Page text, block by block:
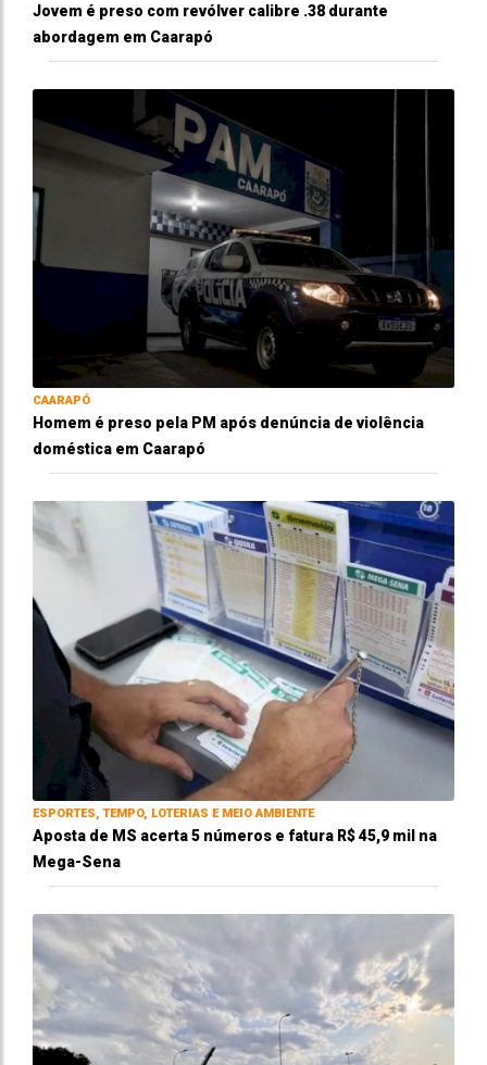
Jovem é preso com revólver calibre .38 durante
abordagem em Caarapó
CAARAPÓ
Homem é preso pela PM após denúncia de violência
doméstica em Caarapó
ESPORTES, TEMPO, LOTERIAS E MEIO AMBIENTE
Aposta de MS acerta 5 números e fatura R$ 45,9 mil na
Mega-Sena